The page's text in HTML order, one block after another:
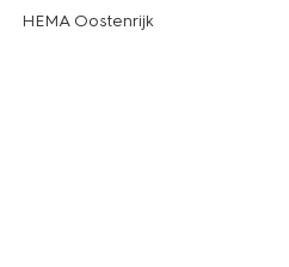
HEMA Oostenrijk